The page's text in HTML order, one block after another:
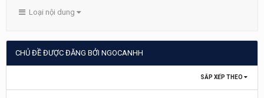
Loại nội dung
CHỦ ĐỀ ĐƯỢC ĐĂNG BỞI NGOCANHH
SẮP XẾP THEO